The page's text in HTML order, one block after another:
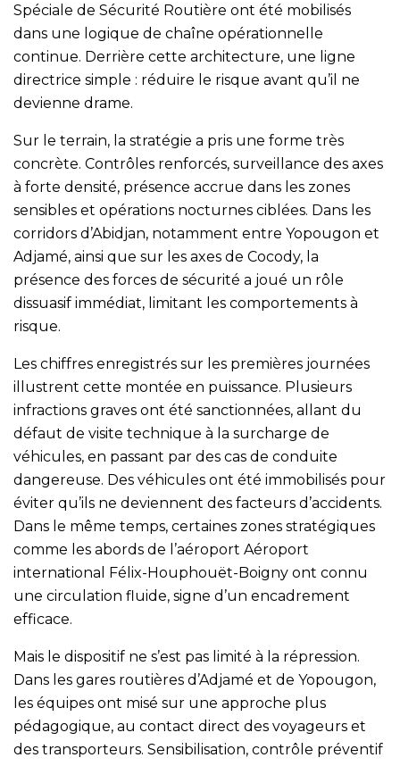
Spéciale de Sécurité Routière ont été mobilisés
dans une logique de chaîne opérationnelle
continue. Derrière cette architecture, une ligne
directrice simple : réduire le risque avant qu’il ne
devienne drame.
Sur le terrain, la stratégie a pris une forme très
concrète. Contrôles renforcés, surveillance des axes
à forte densité, présence accrue dans les zones
sensibles et opérations nocturnes ciblées. Dans les
corridors d’Abidjan, notamment entre Yopougon et
Adjamé, ainsi que sur les axes de Cocody, la
présence des forces de sécurité a joué un rôle
dissuasif immédiat, limitant les comportements à
risque.
Les chiffres enregistrés sur les premières journées
illustrent cette montée en puissance. Plusieurs
infractions graves ont été sanctionnées, allant du
défaut de visite technique à la surcharge de
véhicules, en passant par des cas de conduite
dangereuse. Des véhicules ont été immobilisés pour
éviter qu’ils ne deviennent des facteurs d’accidents.
Dans le même temps, certaines zones stratégiques
comme les abords de l’aéroport Aéroport
international Félix-Houphouët-Boigny ont connu
une circulation fluide, signe d’un encadrement
efficace.
Mais le dispositif ne s’est pas limité à la répression.
Dans les gares routières d’Adjamé et de Yopougon,
les équipes ont misé sur une approche plus
pédagogique, au contact direct des voyageurs et
des transporteurs. Sensibilisation, contrôle préventif